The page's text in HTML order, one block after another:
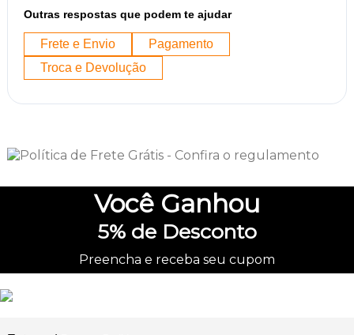
Outras respostas que podem te ajudar
Frete e Envio
Pagamento
Troca e Devolução
Você Ganhou
5%de Desconto
Preencha e receba seu cupom